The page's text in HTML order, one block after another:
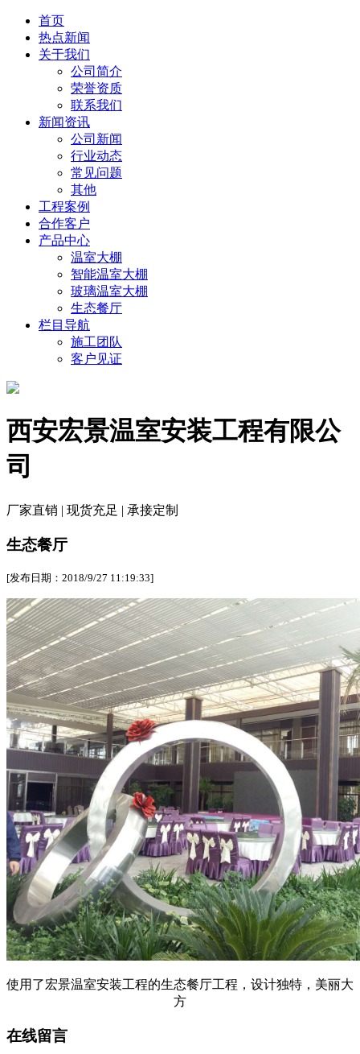
首页
热点新闻
关于我们
公司简介
荣誉资质
联系我们
新闻资讯
公司新闻
行业动态
常见问题
其他
工程案例
合作客户
产品中心
温室大棚
智能温室大棚
玻璃温室大棚
生态餐厅
栏目导航
施工团队
客户见证
西安宏景温室安装工程有限公
司
厂家直销 | 现货充足 | 承接定制
生态餐厅
[发布日期：2018/9/27 11:19:33]
使用了宏景温室安装工程的生态餐厅工程，设计独特，美丽大
方
在线留言